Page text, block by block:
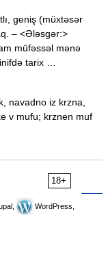
geniş (müxtəsər
– <Ələsgər:>
müfəssəl mənə
tarix …
navadno iz krzna,
v mufu; krznen muf
18+
WordPress,